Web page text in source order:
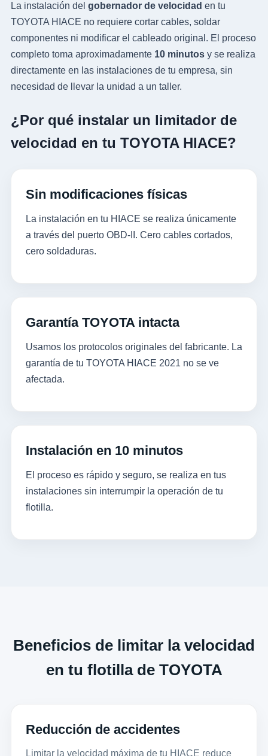
La instalación del gobernador de velocidad en tu
TOYOTA HIACE no requiere cortar cables, soldar
componentes ni modificar el cableado original. El proceso
completo toma aproximadamente 10 minutosy se realiza
directamente en las instalaciones de tu empresa, sin
necesidad de llevar la unidad a un taller.
¿Por qué instalar un limitador de
velocidad en tu TOYOTA HIACE?
Sin modificaciones físicas
La instalación en tu HIACE se realiza únicamente
a través del puerto OBD-II. Cero cables cortados,
cero soldaduras.
Garantía TOYOTA intacta
Usamos los protocolos originales del fabricante. La
garantía de tu TOYOTA HIACE 2021 no se ve
afectada.
Instalación en 10 minutos
El proceso es rápido y seguro, se realiza en tus
instalaciones sin interrumpir la operación de tu
flotilla.
Beneficios de limitar la velocidad
en tu flotilla de TOYOTA
Reducción de accidentes
Limitar la velocidad máxima de tu HIACE reduce